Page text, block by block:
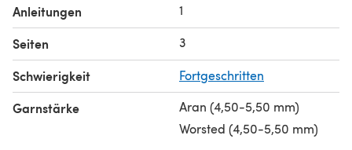
Anleitungen 1
Seiten 3
Schwierigkeit Fortgeschritten
Garnstärke
Aran (4,50-5,50 mm)
Worsted (4,50-5,50 mm)